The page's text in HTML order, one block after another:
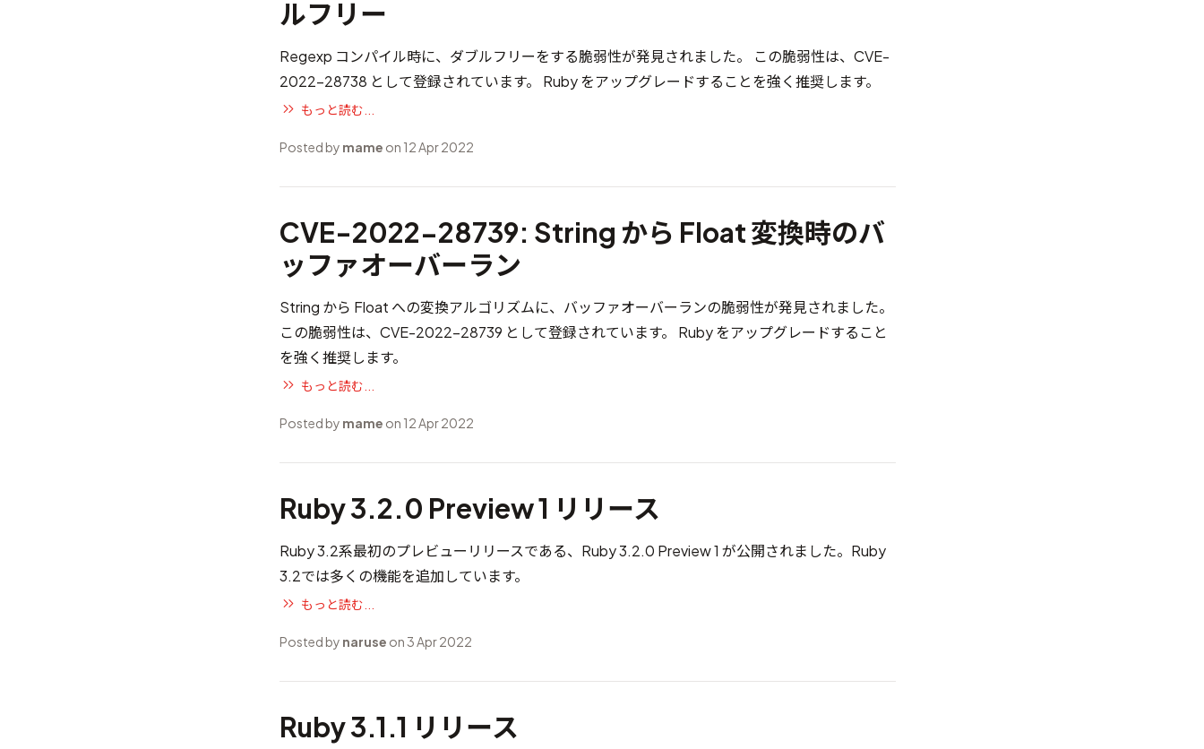
ルフリー
Regexp コンパイル時に、ダブルフリーをする脆弱性が発見されました。 この脆弱性は、 CVE-
2022-28738 として登録されています。 Ruby をアップグレードすることを強く推奨します。
もっと読む...
Posted by mame on 12 Apr 2022
CVE-2022-28739: String から Float 変換時のバ
ッファオーバーラン
String から Float への変換アルゴリズムに、バッファオーバーランの脆弱性が発見されました。
この脆弱性は、 CVE-2022-28739 として登録されています。 Ruby をアップグレードすること
を強く推奨します。
もっと読む...
Posted by mame on 12 Apr 2022
Ruby 3.2.0 Preview 1 リリース
Ruby 3.2系最初のプレビューリリースである、Ruby 3.2.0 Preview 1 が公開されました。Ruby
3.2では多くの機能を追加しています。
もっと読む...
Posted by naruse on 3 Apr 2022
Ruby 3.1.1 リリース